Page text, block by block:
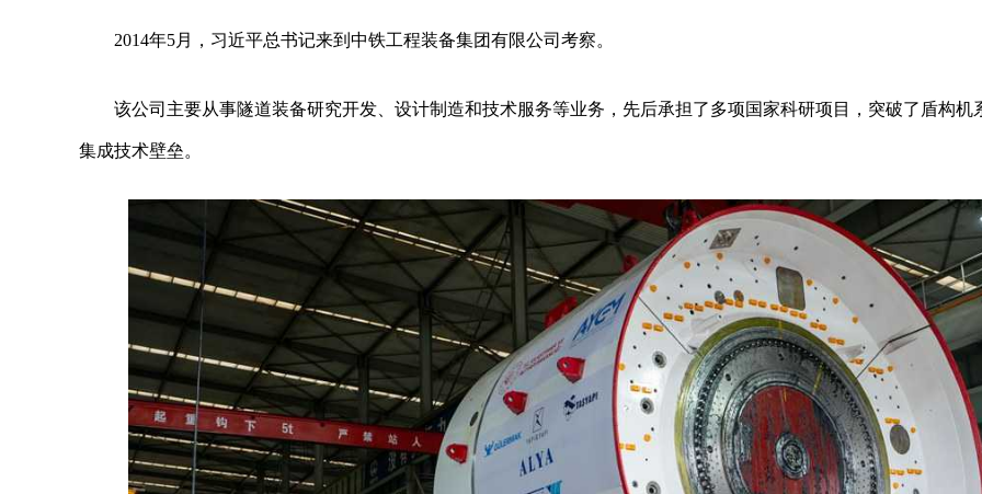
2014年5月，习近平总书记来到中铁工程装备集团有限公司考察。
该公司主要从事隧道装备研究开发、设计制造和技术服务等业务，先后承担了多项国家科研项目，突破了盾构机
集成技术壁垒。